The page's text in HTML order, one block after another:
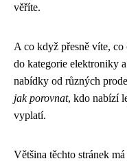
věříte.
A co když přesně víte,
do kategorie elektroniky
nabídky od různých
jak porovnat, kdo nabízí
vyplatí.
Většina těchto stránek má